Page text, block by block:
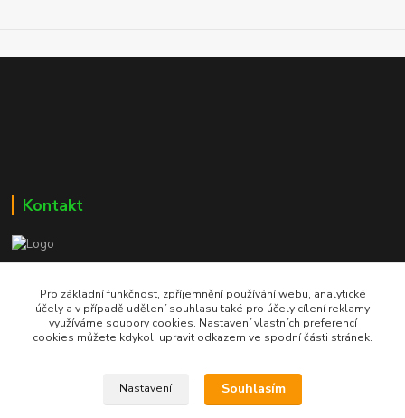
Kontakt
604 729 587
dumzdravi@email.cz
Pro základní funkčnost, zpříjemnění používání webu, analytické
účely a v případě udělení souhlasu také pro účely cílení reklamy
využíváme soubory cookies. Nastavení vlastních preferencí
cookies můžete kdykoli upravit odkazem ve spodní části stránek.
Nastavení Souhlasím